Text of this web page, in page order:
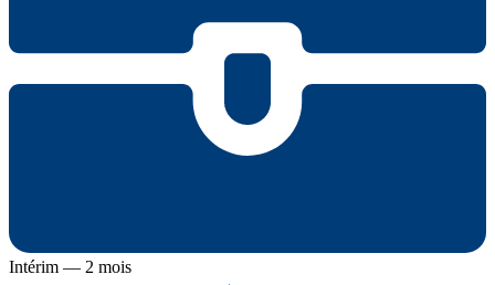
Intérim — 2 mois